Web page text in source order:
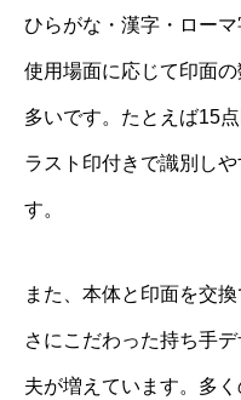
ひらがな・漢字・ローマ
使用場面に応じて印面
多いです。たとえば15
ラスト印付きで識別し
す。
また、本体と印面を交
さにこだわった持ち手
夫が増えています。多